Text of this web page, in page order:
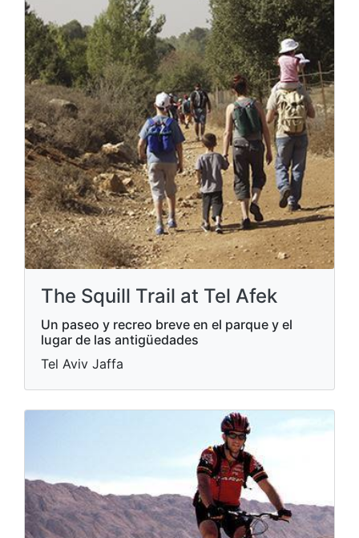
The Squill Trail at Tel Afek
Un paseo y recreo breve en el parque y el
lugar de las antigüedades
Tel Aviv Jaffa